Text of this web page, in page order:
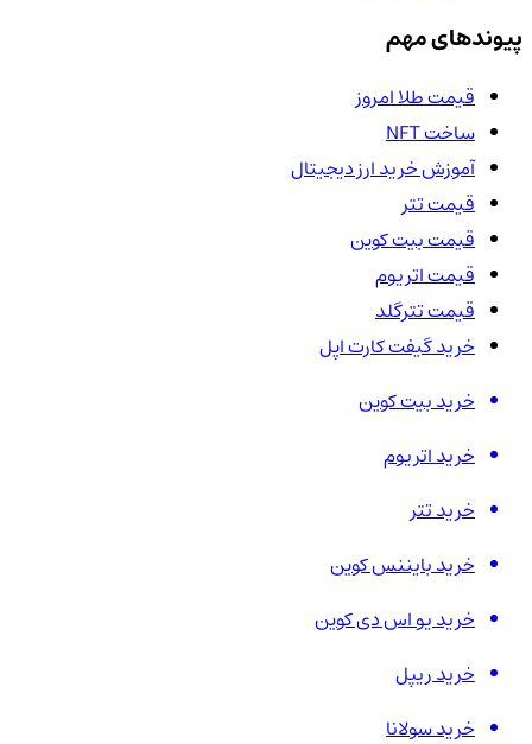
پیوندهای مهم
قیمت طلا امروز
ساخت NFT
آموزش خرید ارز دیجیتال
قیمت تتر
قیمت بیت کوین
قیمت اتریوم
قیمت تترگلد
خرید گیفت کارت اپل
خرید بیت کوین
خرید اتریوم
خرید تتر
خرید بایننس کوین
خرید یو اس دی کوین
خرید ریپل
خرید سولانا